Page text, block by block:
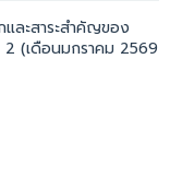
และสาระสำคัญของ
(เดือนมกราคม 2569